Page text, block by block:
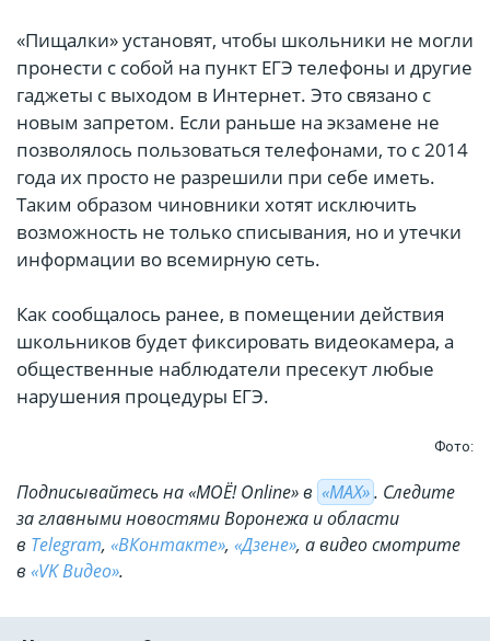
«Пищалки» установят, чтобы школьники не могли
пронести с собой на пункт ЕГЭ телефоны и другие
гаджеты с выходом в Интернет. Это связано с
новым запретом. Если раньше на экзамене не
позволялось пользоваться телефонами, то с 2014
года их просто не разрешили при себе иметь.
Таким образом чиновники хотят исключить
возможность не только списывания, но и утечки
информации во всемирную сеть.
Как сообщалось ранее, в помещении действия
школьников будет фиксировать видеокамера, а
общественные наблюдатели пресекут любые
нарушения процедуры ЕГЭ.
Фото:
Подписывайтесь на «МОЁ! Online» в «МАХ». Cледите
за главными новостями Воронежа и области
в Telegram, «ВКонтакте», «Дзене», а видео смотрите
в «VK Видео».